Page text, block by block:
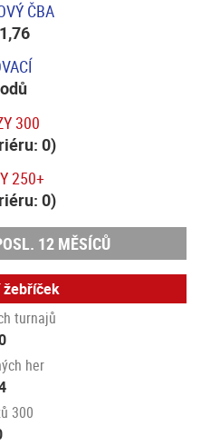
ČBA
300
0)
250+
0)
12 MĚSÍCŮ
turnajů
her
300